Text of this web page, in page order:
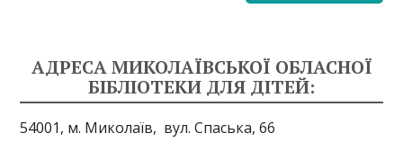
АДРЕСА МИКОЛАЇВСЬКОЇ ОБЛАСНОЇ
БІБЛІОТЕКИ ДЛЯ ДІТЕЙ:
54001, м. Миколаїв, вул. Спаська, 66